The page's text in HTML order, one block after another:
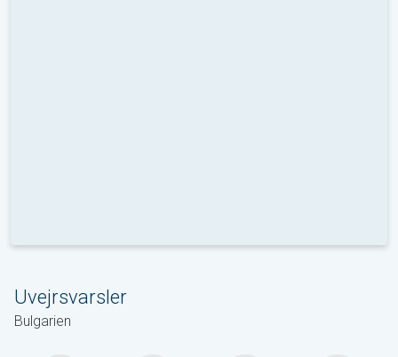
Uvejrsvarsler
Bulgarien